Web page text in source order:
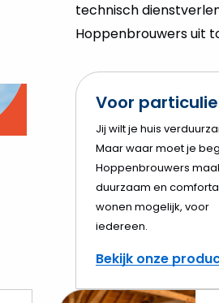
technisch
Hoppenbrouwers uit
Voor
Jij wilt je huis
Maar waar moet je
Hoppenbrouwers
duurzaam en
wonen mogelijk, voor
iedereen.
Bekijk onze